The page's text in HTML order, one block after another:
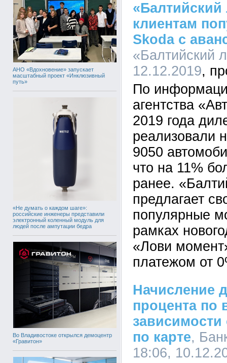
АНО «Вдохновение» запускает
масштабный проект «Инклюзивный
путь»
«Не думать о каждом шаге»:
российские инженеры представили
электронный коленный модуль для
людей после ампутации бедра
Во Владивостоке открылся демоцентр
«Гравитон»
«Балтийский
клиентам
Skoda с
«Балтийский
12.12.2019
По
агентства
2019 года
реализовали
9050
что на 11%
ранее.
предлагает
популярные
рамках
«Лови
платежом от
Начисление
процента по
зависимости
по карте,
18:06,